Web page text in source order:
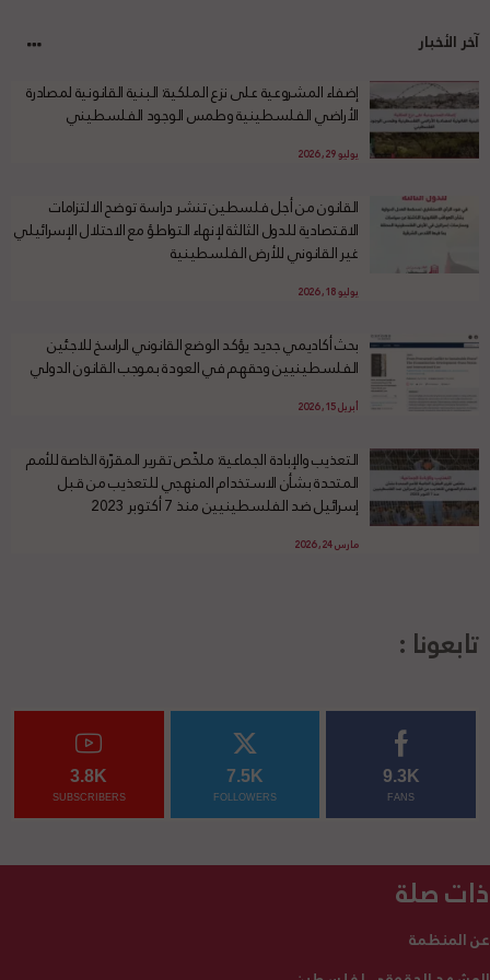
آخر الأخبار
إضفاء المشروعية على نزع الملكية: البنية القانونية لمصادرة
الأراضي الفلسطينية وطمس الوجود الفلسطيني
يوليو 29, 2026
القانون من أجل فلسطين تنشر دراسة توضح الالتزامات
الاقتصادية للدول الثالثة لإنهاء التواطؤ مع الاحتلال الإسرائيلي
غير القانوني للأرض الفلسطينية
يوليو 18, 2026
بحث أكاديمي جديد يؤكد الوضع القانوني الراسخ للاجئين
الفلسطينيين وحقهم في العودة بموجب القانون الدولي
أبريل 15, 2026
التعذيب والإبادة الجماعية: ملخّص تقرير المقرّرة الخاصة للأمم
المتحدة بشأن الاستخدام المنهجي للتعذيب من قبل
إسرائيل ضد الفلسطينيين منذ 7 أكتوبر 2023
مارس 24, 2026
تابعونا :
9.3K
FANS
7.5K
FOLLOWERS
3.8K
SUBSCRIBERS
ذات صلة
عن المنظمة